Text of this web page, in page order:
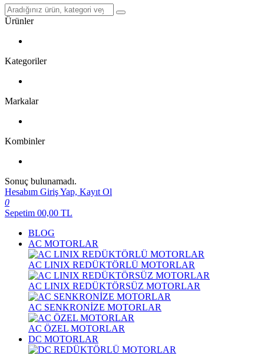
Ürünler
Kategoriler
Markalar
Kombinler
Sonuç bulunamadı.
Hesabım Giriş Yap, Kayıt Ol
0
Sepetim 00,00 TL
BLOG
AC MOTORLAR
AC LINIX REDÜKTÖRLÜ MOTORLAR
AC LINIX REDÜKTÖRSÜZ MOTORLAR
AC SENKRONİZE MOTORLAR
AC ÖZEL MOTORLAR
DC MOTORLAR